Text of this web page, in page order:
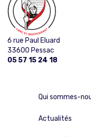
6 rue Paul Eluard
33600 Pessac
05 57 15 24 18
Qui sommes-
Actualités